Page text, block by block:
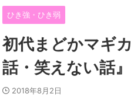
ひき強・ひき弱
初代まどかマギ
話・笑えない話
2018年8月2日